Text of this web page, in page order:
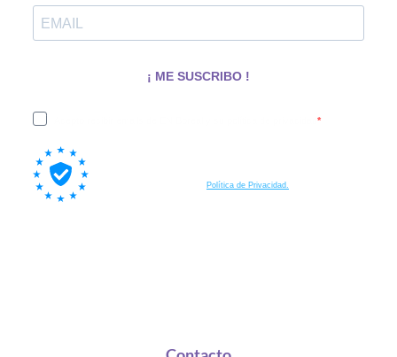
¡ ME SUSCRIBO !
Política de Privacidad.